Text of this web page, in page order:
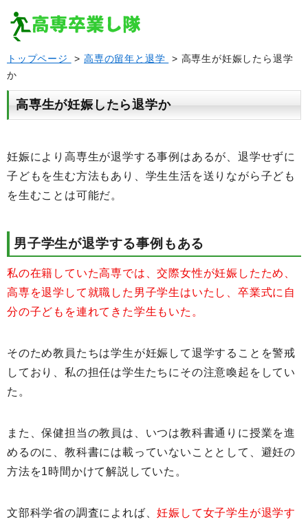
トップページ >高専の留年と退学
> 高専生が妊娠したら退学
か
高専生が妊娠したら退学か
妊娠により高専生が退学する事例はあるが、退学せずに
子どもを生む方法もあり、学生生活を送りながら子ども
を生むことは可能だ。
男子学生が退学する事例もある
私の在籍していた高専では、交際女性が妊娠したため、
高専を退学して就職した男子学生はいたし、卒業式に自
分の子どもを連れてきた学生もいた。
そのため教員たちは学生が妊娠して退学することを警戒
しており、私の担任は学生たちにその注意喚起をしてい
た。
また、保健担当の教員は、いつは教科書通りに授業を進
めるのに、教科書には載っていないこととして、避妊の
方法を1時間かけて解説していた。
文部科学省の調査によれば、妊娠して女子学生が退学す